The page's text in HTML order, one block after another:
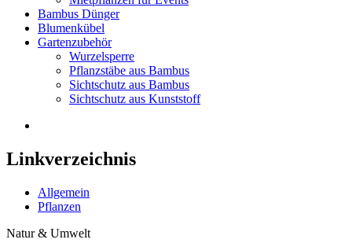
Bambus Dünger
Blumenkübel
Gartenzubehör
Wurzelsperre
Pflanzstäbe aus Bambus
Sichtschutz aus Bambus
Sichtschutz aus Kunststoff
Linkverzeichnis
Allgemein
Pflanzen
Natur & Umwelt